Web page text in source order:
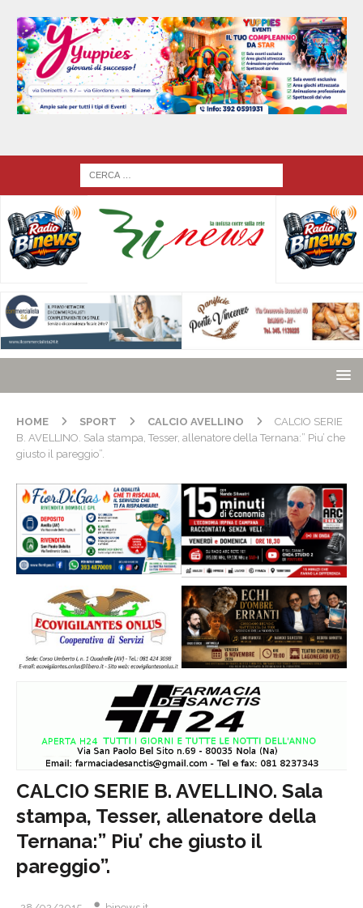
HOME SPORT CALCIO AVELLINO
CALCIO SERIE
B. AVELLINO. Sala stampa, Tesser, allenatore della Ternana:” Piu’ che
giusto il pareggio”.
CALCIO SERIE B. AVELLINO. Sala
stampa, Tesser, allenatore della
Ternana:” Piu’ che giusto il
pareggio”.